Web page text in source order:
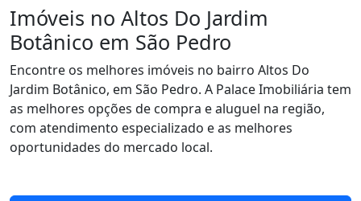
Imóveis no Altos Do Jardim
Botânico em São Pedro
Encontre os melhores imóveis no bairro Altos Do
Jardim Botânico, em São Pedro. A Palace Imobiliária tem
as melhores opções de compra e aluguel na região,
com atendimento especializado e as melhores
oportunidades do mercado local.